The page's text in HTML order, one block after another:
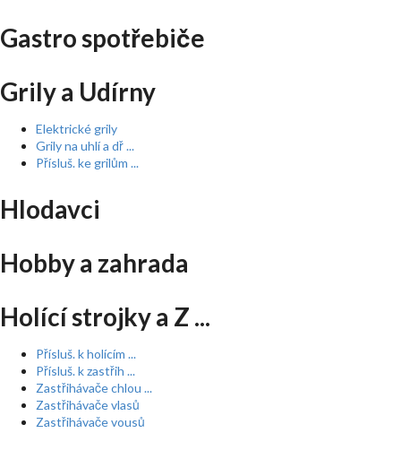
Gastro spotřebiče
Grily a Udírny
Elektrické grily
Grily na uhlí a dř ...
Přísluš. ke grilům ...
Hlodavci
Hobby a zahrada
Holící strojky a Z ...
Přísluš. k holícím ...
Přísluš. k zastřih ...
Zastřihávače chlou ...
Zastřihávače vlasů
Zastřihávače vousů